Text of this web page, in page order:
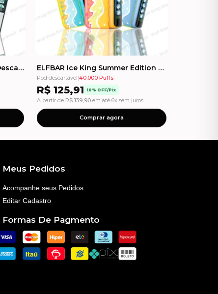
IGNITE V55 Ultra THIN - Pod Descartável - 5500 Puffs ELFBAR Ice King Summer Edition - 40000 Puffs - Pod Descartável
Pod descartável|40.000 Puffs
R$ 125,91 10% OFF/Pix
A partir de R$ 139,90 em até 6x sem juros
Comprar agora
Meus Pedidos
Acompanhe seus Pedidos
Editar Cadastro
Formas De Pagmento